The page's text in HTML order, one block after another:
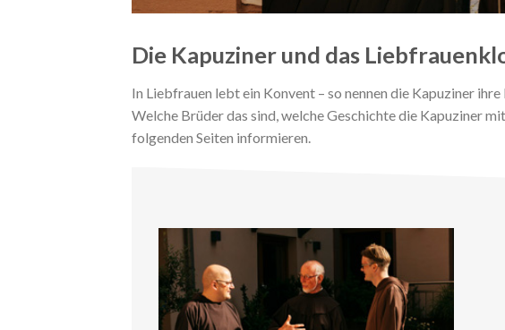
Die Kapuziner und das
In Liebfrauen lebt ein Konvent – so nennen die Kapuziner
Welche Brüder das sind, welche Geschichte die Kapuziner
folgenden Seiten informieren.